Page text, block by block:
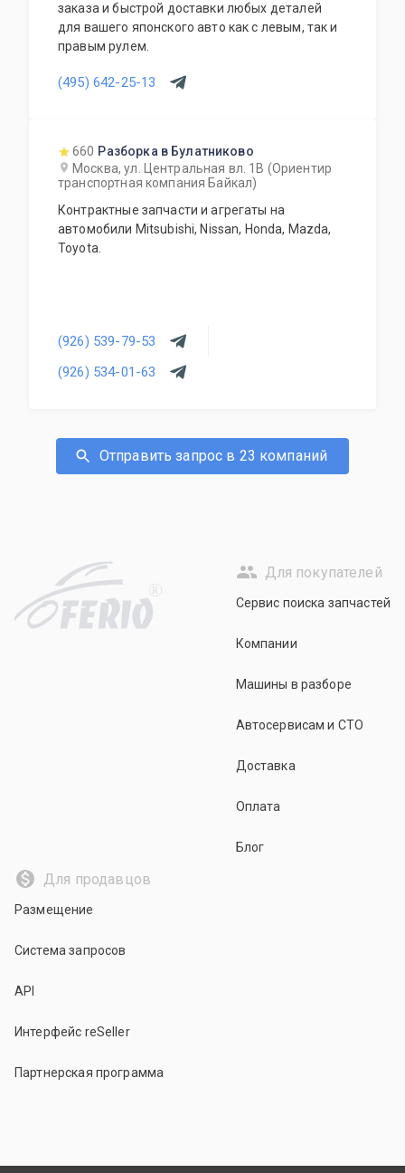
заказа и быстрой доставки любых деталей
для вашего японского авто как с левым, так и
правым рулем.
(495) 642-25-13
660 Разборка в Булатниково
Москва, ул. Центральная вл. 1В (Ориентир
транспортная компания Байкал)
Контрактные запчасти и агрегаты на
автомобили Mitsubishi, Nissan, Honda, Mazda,
Toyota.
(926) 539-79-53
(926) 534-01-63
Отправить запрос в 23 компаний
R
Для покупателей
Сервис поиска запчастей
Компании
Машины в разборе
Автосервисам и СТО
Доставка
Оплата
Блог
Для продавцов
Размещение
Система запросов
API
Интерфейс reSeller
Партнерская программа